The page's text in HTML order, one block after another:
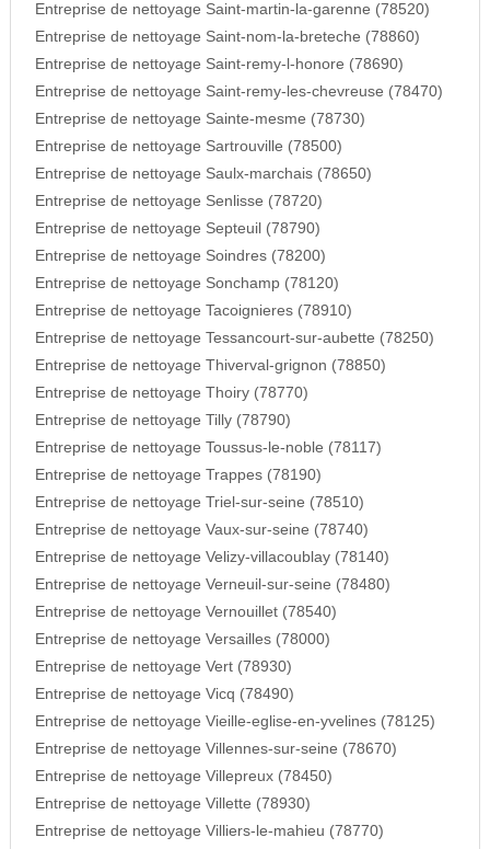
Entreprise de nettoyage Saint-martin-la-garenne (78520)
Entreprise de nettoyage Saint-nom-la-breteche (78860)
Entreprise de nettoyage Saint-remy-l-honore (78690)
Entreprise de nettoyage Saint-remy-les-chevreuse (78470)
Entreprise de nettoyage Sainte-mesme (78730)
Entreprise de nettoyage Sartrouville (78500)
Entreprise de nettoyage Saulx-marchais (78650)
Entreprise de nettoyage Senlisse (78720)
Entreprise de nettoyage Septeuil (78790)
Entreprise de nettoyage Soindres (78200)
Entreprise de nettoyage Sonchamp (78120)
Entreprise de nettoyage Tacoignieres (78910)
Entreprise de nettoyage Tessancourt-sur-aubette (78250)
Entreprise de nettoyage Thiverval-grignon (78850)
Entreprise de nettoyage Thoiry (78770)
Entreprise de nettoyage Tilly (78790)
Entreprise de nettoyage Toussus-le-noble (78117)
Entreprise de nettoyage Trappes (78190)
Entreprise de nettoyage Triel-sur-seine (78510)
Entreprise de nettoyage Vaux-sur-seine (78740)
Entreprise de nettoyage Velizy-villacoublay (78140)
Entreprise de nettoyage Verneuil-sur-seine (78480)
Entreprise de nettoyage Vernouillet (78540)
Entreprise de nettoyage Versailles (78000)
Entreprise de nettoyage Vert (78930)
Entreprise de nettoyage Vicq (78490)
Entreprise de nettoyage Vieille-eglise-en-yvelines (78125)
Entreprise de nettoyage Villennes-sur-seine (78670)
Entreprise de nettoyage Villepreux (78450)
Entreprise de nettoyage Villette (78930)
Entreprise de nettoyage Villiers-le-mahieu (78770)